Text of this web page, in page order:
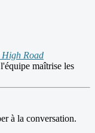
Road
maîtrise les
à la conversation.